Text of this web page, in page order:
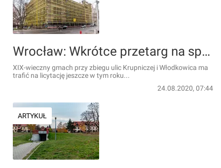
Wrocław: Wkrótce przetarg na sprzedaż zabytkowej Nowej Giełdy. Wojsko podało cenę
XIX-wieczny gmach przy zbiegu ulic Krupniczej i Włodkowica ma
trafić na licytację jeszcze w tym roku...
24.08.2020, 07:44
ARTYKUŁ